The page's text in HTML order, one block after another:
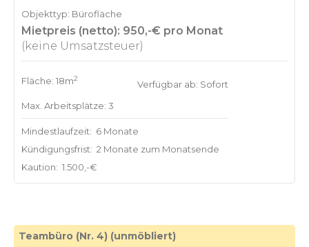
Objekttyp: Bürofläche
Mietpreis (netto): 950,-€ pro Monat
(keine Umsatzsteuer)
Fläche: 18m2
Max. Arbeitsplätze: 3
Verfügbar ab: Sofort
Mindestlaufzeit: 6 Monate
Kündigungsfrist: 2 Monate zum Monatsende
Kaution: 1.500,-€
Teambüro (Nr. 4) (unmöbliert)